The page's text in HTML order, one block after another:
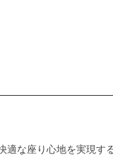
な座り心地を実現す